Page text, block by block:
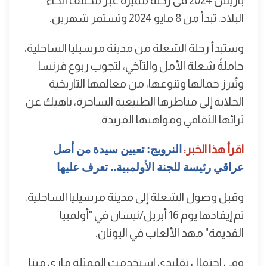
البلاد، تبدأ من 8 مايو 2024 وتستمر شهرين.
وستبدأ رحلة الشعلة من مدينة مرسيليا الساحلية،
حاملةً شعلة الأمل والتآخي، لتجوب ربوع فرنسا
وتُبرز جمالها وتنوعها، من معالمها التاريخية
الخلابة إلى مناظرها الطبيعية الساحرة، ناهيك عن
ثرائها الثقافي ومواهبها الفريدة.
اقرأ هذا الخبر: النرويج: تعيين سيدة من أصل
عراقي رئيسة للجنة الأولمبية.. تعرف عليها
وقبل وصول الشعلة إلى مدينة مرسيليا الساحلية،
تم إيقادها يوم 16 أبريل/نيسان في "أولمبيا
القديمة" مهد الألعاب في اليونان.
وفي احتفال تقليدي استخدمت الممثلة ماري مينا